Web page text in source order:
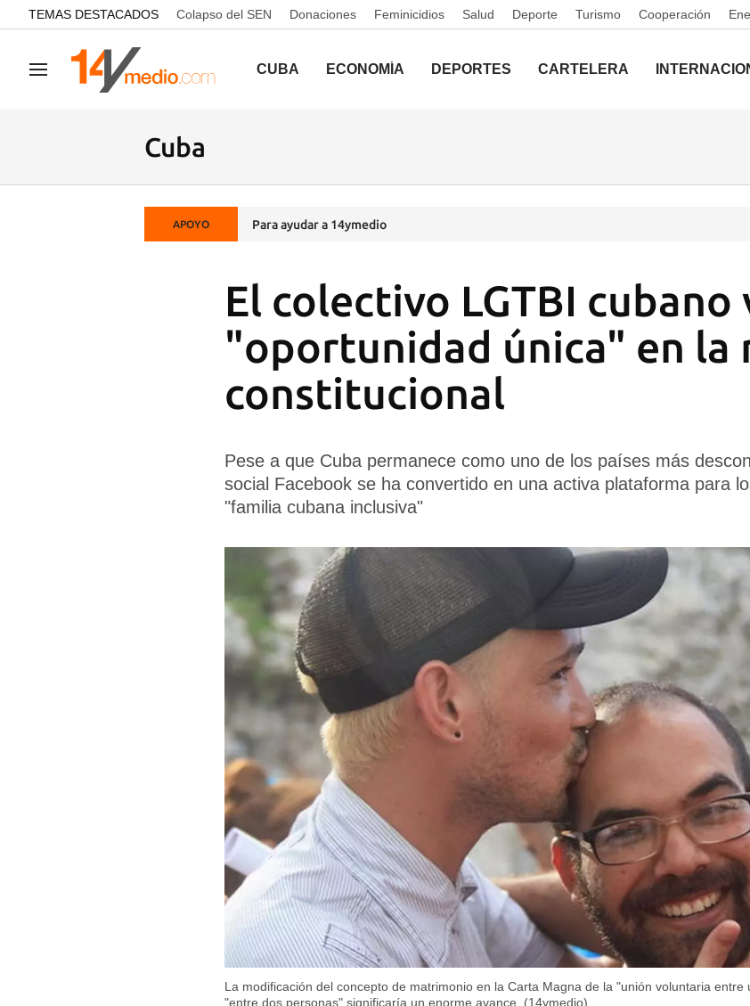
common.go-to-content
TEMAS DESTACADOS Colapso del SEN Donaciones Feminicidios Salud Deporte Turismo Cooperación
Navegación CUBA ECONOMÍA DEPORTES CARTELERA
Cuba
APOYO Para ayudar a 14ymedio
El colectivo LGTBI cubano
"oportunidad única" en la
constitucional
Pese a que Cuba permanece como uno de los países más
social Facebook se ha convertido en una activa plataforma para
"familia cubana inclusiva"
La modificación del concepto de matrimonio en la Carta Magna de la "unión voluntaria
"entre dos personas" significaría un enorme avance. (14ymedio)